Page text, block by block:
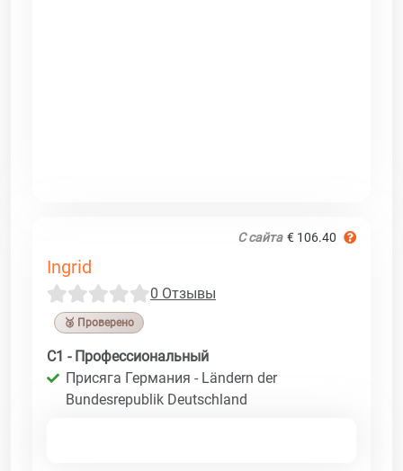
С сайта € 106.40
Ingrid
0 Отзывы
🥉 Проверено
C1 - Профессиональный
Присяга Германия - Ländern der
Bundesrepublik Deutschland